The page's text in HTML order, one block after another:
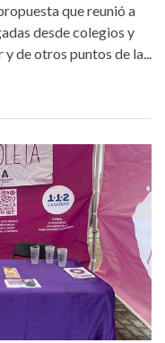
que reunió a
desde colegios y
de otros puntos de la...